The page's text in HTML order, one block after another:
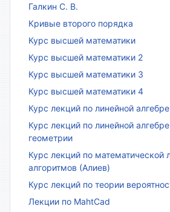
Галкин С. В.
Кривые второго порядка
Курс высшей математики
Курс высшей математики 2
Курс высшей математики 3
Курс высшей математики 4
Курс лекций по линейной алгебре
Курс лекций по линейной
геометрии
Курс лекций по математической
алгоритмов (Алиев)
Курс лекций по теории
Лекции по MahtCad